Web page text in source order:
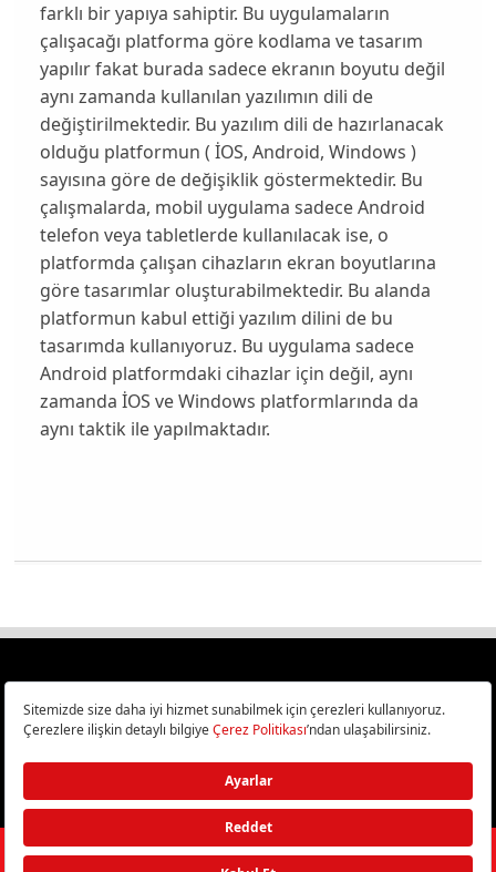
farklı bir yapıya sahiptir. Bu uygulamaların
çalışacağı platforma göre kodlama ve tasarım
yapılır fakat burada sadece ekranın boyutu değil
aynı zamanda kullanılan yazılımın dili de
değiştirilmektedir. Bu yazılım dili de hazırlanacak
olduğu platformun ( İOS, Android, Windows )
sayısına göre de değişiklik göstermektedir. Bu
çalışmalarda, mobil uygulama sadece Android
telefon veya tabletlerde kullanılacak ise, o
platformda çalışan cihazların ekran boyutlarına
göre tasarımlar oluşturabilmektedir. Bu alanda
platformun kabul ettiği yazılım dilini de bu
tasarımda kullanıyoruz. Bu uygulama sadece
Android platformdaki cihazlar için değil, aynı
zamanda İOS ve Windows platformlarında da
aynı taktik ile yapılmaktadır.
Türkiye
Bilişim ve Teknoloji Haberleri CHIP Online’da!
©2026Doğan Burda Dergi Yayıncılık ve Pazarlama A.Ş./ Tüm hakları